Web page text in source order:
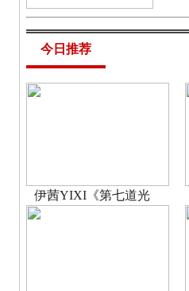
今日推荐
伊茜YIXI《第七道光